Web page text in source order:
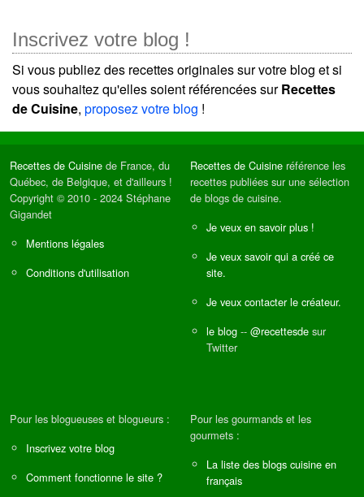
Inscrivez votre blog !
Si vous publiez des recettes originales sur votre blog et si
vous souhaitez qu'elles soient référencées surRecettes
de Cuisine, proposez votre blog !
Recettes de Cuisine de France, du
Québec, de Belgique, et d'ailleurs !
Copyright © 2010 - 2024 Stéphane
Gigandet
Mentions légales
Conditions d'utilisation
Recettes de Cuisine référence les
recettes publiées sur une sélection
de blogs de cuisine.
Je veux en savoir plus !
Je veux savoir qui a créé ce
site.
Je veux contacter le créateur.
le blog -- @recettesde sur
Twitter
Pour les blogueuses et blogueurs :
Inscrivez votre blog
Comment fonctionne le site ?
Pour les gourmands et les
gourmets :
La liste des blogs cuisine en
français